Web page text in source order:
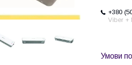
+380
Viber +